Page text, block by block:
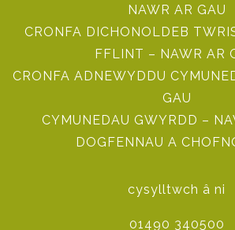
NAWR AR GAU
CRONFA DICHONOLDEB
FFLINT – NAWR AR
CRONFA ADNEWYDDU
GAU
CYMUNEDAU GWYRDD –
DOGFENNAU A
cysylltwch â ni
01490 340500